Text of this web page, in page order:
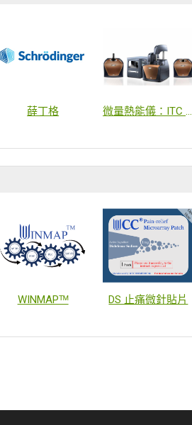
薛丁格 微量熱能儀：ITC & DSC
WINMAPᵀᴹ DS 止痛微針貼片